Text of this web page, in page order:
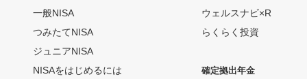
一般NISA
つみたてNISA
ジュニアNISA
NISAをはじめるには
ウェルスナビ×R
らくらく投資
確定拠出年金